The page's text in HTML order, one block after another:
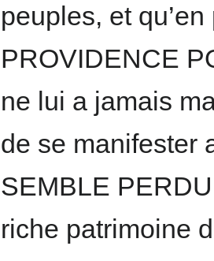
peuples, et
PROVIDENCE
ne lui a jamais
de se manifester
SEMBLE
riche patrimoine